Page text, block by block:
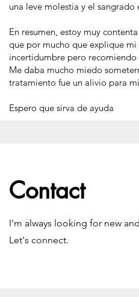
una leve molestia y el sangrado
En resumen, estoy muy
que por mucho que explique
incertidumbre pero
Me daba mucho miedo
tratamiento fue un alivio para
Espero que sirva de ayuda
Contact
I'm always looking for new
Let's connect.